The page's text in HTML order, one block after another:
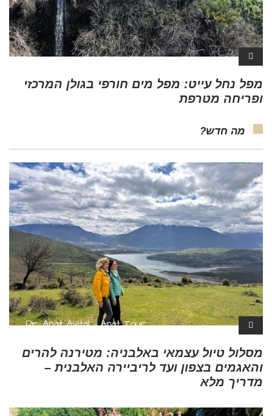
מפל נחל עייט: מפל מים חורפי בגולן המרכזי
ופריחה מטרפת
מה חדש?
מסלול טיול עצמאי באלבניה: מטירנה להרים
והאגמים בצפון ועד לריביירה האלבנית –
מדריך מלא